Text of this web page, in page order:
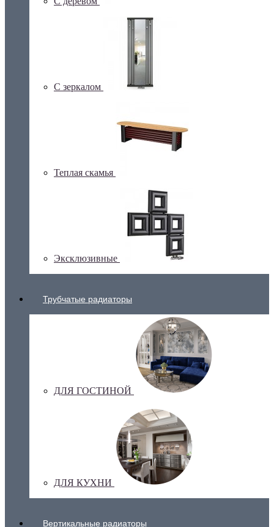
С зеркалом
Теплая скамья
Эксклюзивные
Трубчатые радиаторы
ДЛЯ ГОСТИНОЙ
ДЛЯ КУХНИ
Вертикальные радиаторы